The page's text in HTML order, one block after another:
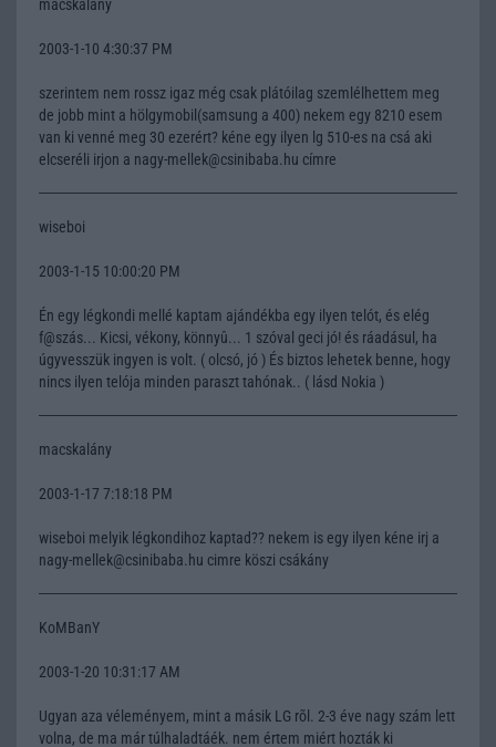
macskalány
2003-1-10 4:30:37 PM
szerintem nem rossz igaz még csak plátóilag szemlélhettem meg
de jobb mint a hölgymobil(samsung a 400) nekem egy 8210 esem
van ki venné meg 30 ezerért? kéne egy ilyen lg 510-es na csá aki
elcseréli irjon a nagy-mellek@csinibaba.hu címre
wiseboi
2003-1-15 10:00:20 PM
Én egy légkondi mellé kaptam ajándékba egy ilyen telót, és elég
f@szás... Kicsi, vékony, könnyû... 1 szóval geci jó! és ráadásul, ha
úgyvesszük ingyen is volt. ( olcsó, jó ) És biztos lehetek benne, hogy
nincs ilyen telója minden paraszt tahónak.. ( lásd Nokia )
macskalány
2003-1-17 7:18:18 PM
wiseboi melyik légkondihoz kaptad?? nekem is egy ilyen kéne irj a
nagy-mellek@csinibaba.hu cimre köszi csákány
KoMBanY
2003-1-20 10:31:17 AM
Ugyan aza véleményem, mint a másik LG rõl. 2-3 éve nagy szám lett
volna, de ma már túlhaladtáék. nem értem miért hozták ki